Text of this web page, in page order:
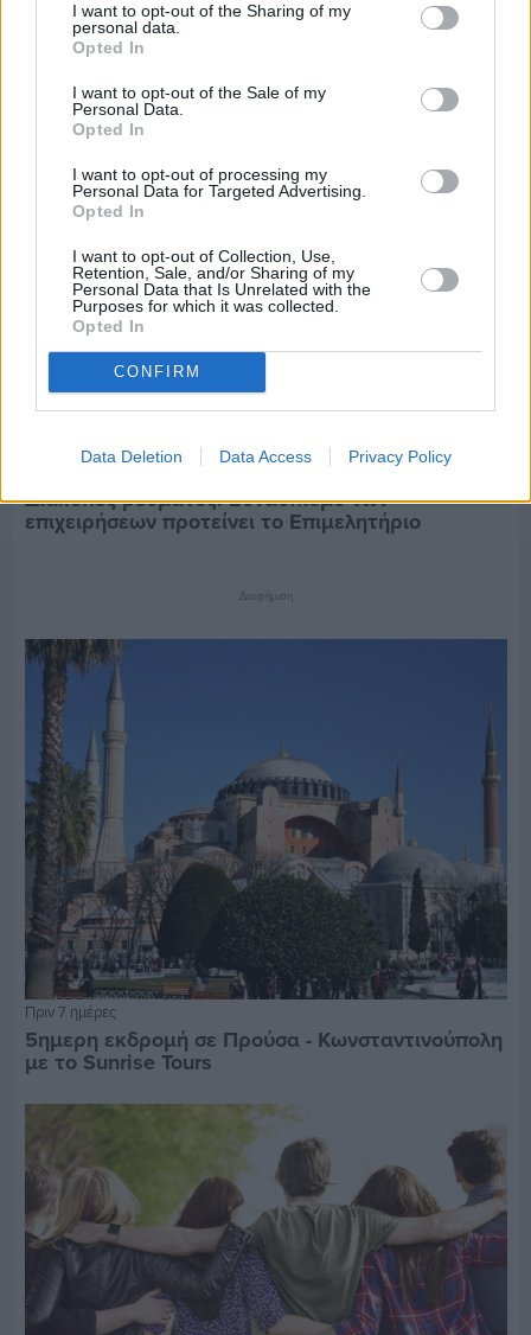
I want to opt-out of the Sharing of my
personal data.
Opted In
I want to opt-out of the Sale of my
Personal Data.
Opted In
I want to opt-out of processing my
Personal Data for Targeted Advertising.
Opted In
I want to opt-out of Collection, Use,
Retention, Sale, and/or Sharing of my
Personal Data that Is Unrelated with the
Purposes for which it was collected.
Opted In
CONFIRM
Data Deletion Data Access Privacy Policy
Πριν 7 ημέρες
Εργασίες ασφαλτόστρωσης σε τρεις οδούς του
Βαρβασίου
Διακοπές ρεύματος: Συνασπισμό των
επιχειρήσεων προτείνει το Επιμελητήριο
Διαφήμιση
Πριν 7 ημέρες
5ημερη εκδρομή σε Προύσα - Κωνσταντινούπολη
με το Sunrise Tours